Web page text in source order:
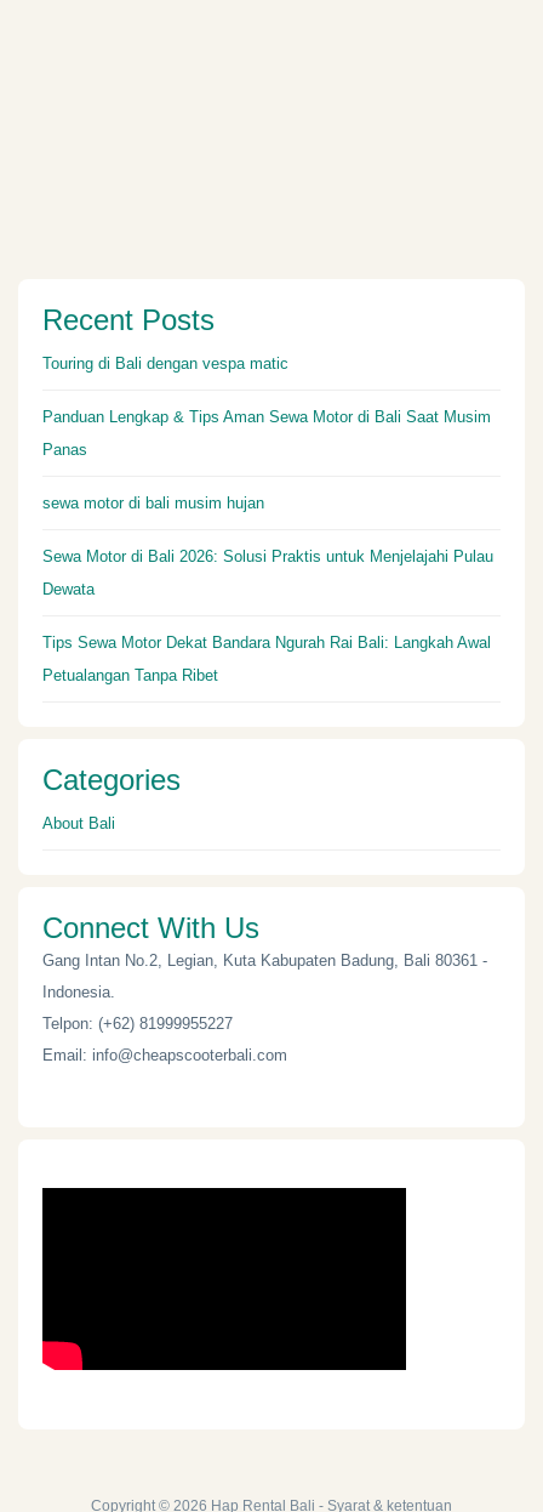
Recent Posts
Touring di Bali dengan vespa matic
Panduan Lengkap & Tips Aman Sewa Motor di Bali Saat Musim
Panas
sewa motor di bali musim hujan
Sewa Motor di Bali 2026: Solusi Praktis untuk Menjelajahi Pulau
Dewata
Tips Sewa Motor Dekat Bandara Ngurah Rai Bali: Langkah Awal
Petualangan Tanpa Ribet
Categories
About Bali
Connect With Us
Gang Intan No.2, Legian, Kuta Kabupaten Badung, Bali 80361 -
Indonesia.
Telpon: (+62) 81999955227
Email: info@cheapscooterbali.com
Copyright © 2026 Hap Rental Bali - Syarat & ketentuan